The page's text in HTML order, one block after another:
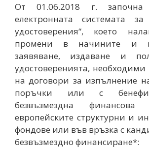
От 01.06.2018 г.
електронната системата за
удостоверения“, което
промени в начините и
заявяване, издаване и
удостоверенията,
на договори за изпълнение
поръчки или с
безвъзмездна
европейските структурни и
фондове или във връзка с
безвъзмездно финансиране*: